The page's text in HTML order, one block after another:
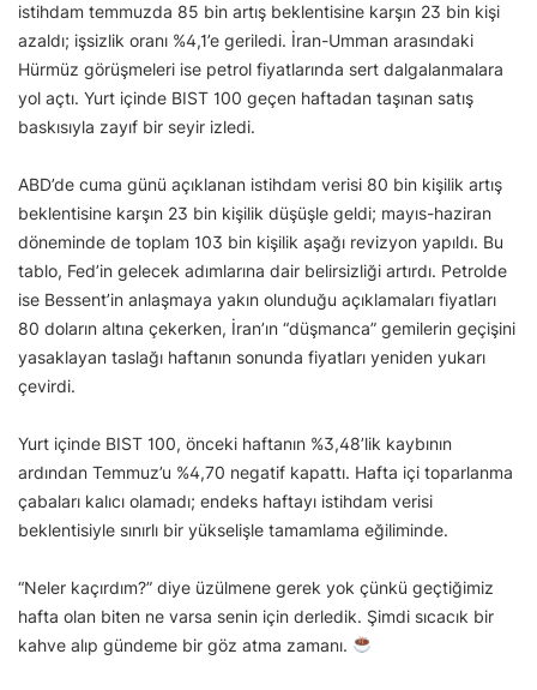
istihdam temmuzda 85 bin artış beklentisine karşın 23 bin kişi
azaldı; işsizlik oranı %4,1’e geriledi. İran-Umman arasındaki
Hürmüz görüşmeleri ise petrol fiyatlarında sert dalgalanmalara
yol açtı. Yurt içinde BIST 100 geçen haftadan taşınan satış
baskısıyla zayıf bir seyir izledi.
ABD’de cuma günü açıklanan istihdam verisi 80 bin kişilik artış
beklentisine karşın 23 bin kişilik düşüşle geldi; mayıs-haziran
döneminde de toplam 103 bin kişilik aşağı revizyon yapıldı. Bu
tablo, Fed’in gelecek adımlarına dair belirsizliği artırdı. Petrolde
ise Bessent’in anlaşmaya yakın olunduğu açıklamaları fiyatları
80 doların altına çekerken, İran’ın “düşmanca” gemilerin geçişini
yasaklayan taslağı haftanın sonunda fiyatları yeniden yukarı
çevirdi.
Yurt içinde BIST 100, önceki haftanın %3,48’lik kaybının
ardından Temmuz’u %4,70 negatif kapattı. Hafta içi toparlanma
çabaları kalıcı olamadı; endeks haftayı istihdam verisi
beklentisiyle sınırlı bir yükselişle tamamlama eğiliminde.
“Neler kaçırdım?” diye üzülmene gerek yok çünkü geçtiğimiz
hafta olan biten ne varsa senin için derledik. Şimdi sıcacık bir
kahve alıp gündeme bir göz atma zamanı.